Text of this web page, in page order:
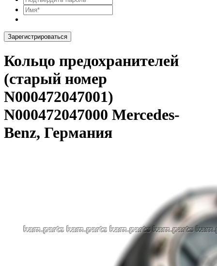
Зарегистрироваться
Кольцо предохранителей
(старый номер
N000472047001)
N000472047000 Mercedes-
Benz, Германия